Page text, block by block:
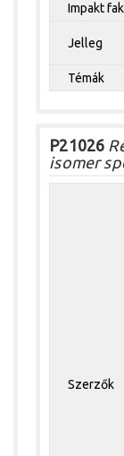
Impakt
Jelleg
Témák
P21026
isomer
Szerzők